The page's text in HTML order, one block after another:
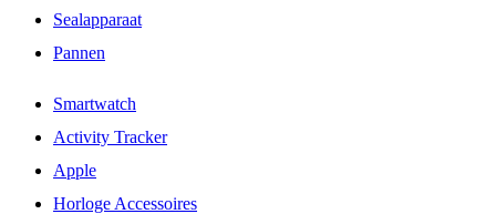
Sealapparaat
Pannen
Smartwatch
Activity Tracker
Apple
Horloge Accessoires